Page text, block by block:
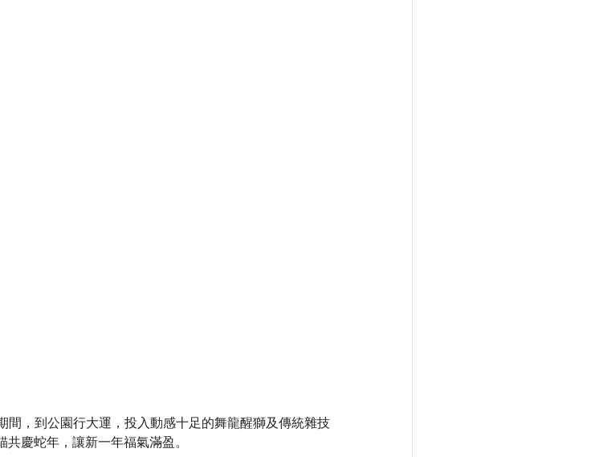
，到公園行大運，投入動感十足的舞龍醒獅及傳統雜技
慶蛇年，讓新一年福氣滿盈。